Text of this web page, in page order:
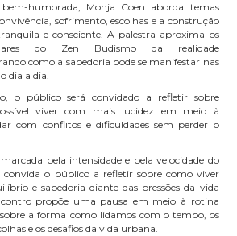
humorada, Monja Coen aborda temas
sofrimento, escolhas e a construção
e consciente. A palestra aproxima os
do Zen Budismo da realidade
como a sabedoria pode se manifestar nas
dia a dia.
o público será convidado a refletir sobre
viver com mais lucidez em meio à
com conflitos e dificuldades sem perder o
pela intensidade e pela velocidade do
convida o público a refletir sobre como viver
e sabedoria diante das pressões da vida
propõe uma pausa em meio à rotina
a forma como lidamos com o tempo, os
e os desafios da vida urbana.